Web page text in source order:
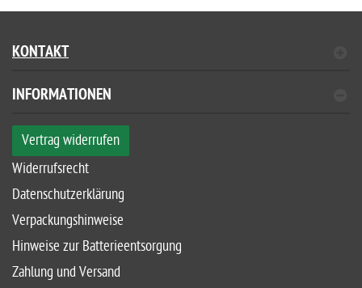
KONTAKT
INFORMATIONEN
Vertrag widerrufen
Widerrufsrecht
Datenschutzerklärung
Verpackungshinweise
Hinweise zur Batterieentsorgung
Zahlung und Versand